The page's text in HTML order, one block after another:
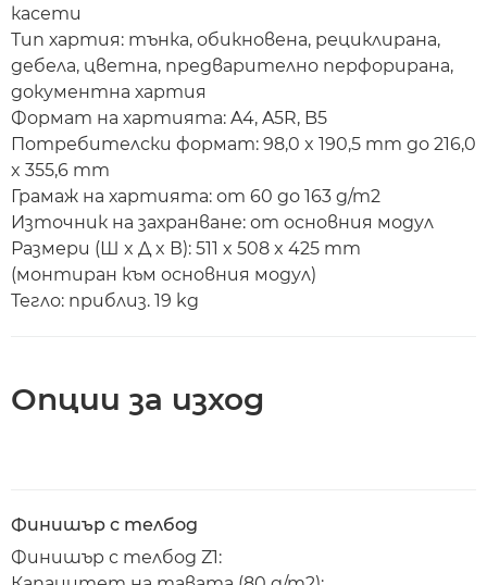
касети
Тип хартия: тънка, обикновена, рециклирана,
дебела, цветна, предварително перфорирана,
документна хартия
Формат на хартията: A4, A5R, B5
Потребителски формат: 98,0 x 190,5 mm до 216,0
x 355,6 mm
Грамаж на хартията: от 60 до 163 g/m2
Източник на захранване: от основния модул
Размери (Ш x Д x В): 511 x 508 x 425 mm
(монтиран към основния модул)
Тегло: приблиз. 19 kg
Опции за изход
Финишър с телбод
Финишър с телбод Z1: